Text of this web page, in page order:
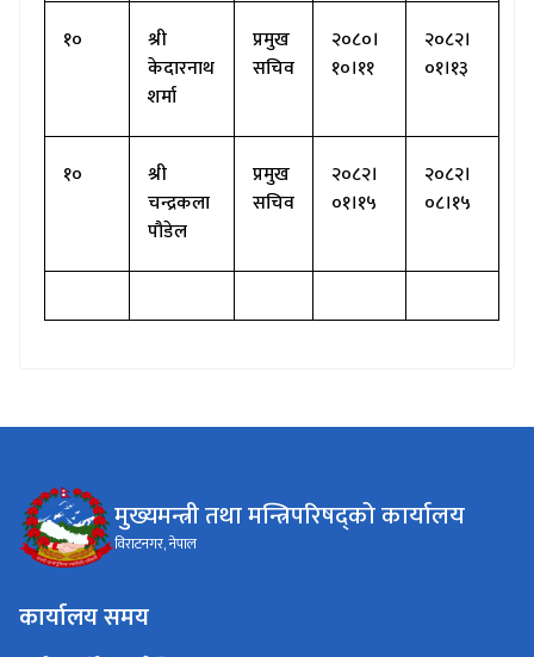
१०
श्री
केदारनाथ
शर्मा
प्रमुख
सचिव
२०८०।
१०।११
२०८२।
०१।१३
१०
श्री
चन्द्रकला
पौडेल
प्रमुख
सचिव
२०८२।
०१।१५
२०८२।
०८।१५
मुख्यमन्त्री तथा मन्त्रिपरिषद्को कार्यालय
विराटनगर, नेपाल
कार्यालय समय